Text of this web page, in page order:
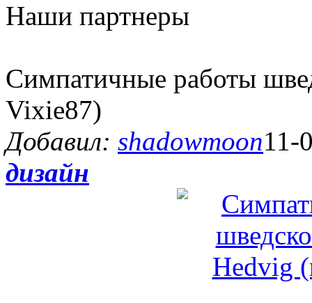
Наши партнеры
Симпатичные работы
Vixie87)
Добавил: shadowmoon11-
дизайн